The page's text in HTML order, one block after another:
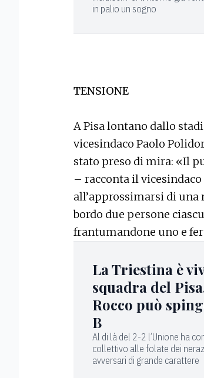
in palio un sogno
TENSIONE
A Pisa lontano dallo
vicesindaco Paolo
stato preso di mira: «Il
– racconta il
all’approssimarsi di
bordo due persone
frantumandone uno e
La Triestina è
squadra del
Rocco può
B
Al di là del 2-2 l’Unione ha
collettivo alle folate dei
avversari di grande carattere